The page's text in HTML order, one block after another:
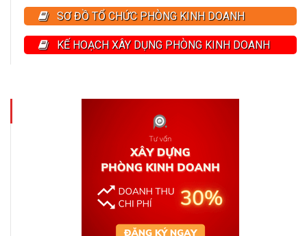
SƠ ĐỒ TỔ CHỨC PHÒNG KINH DOANH
KẾ HOẠCH XÂY DỤNG PHÒNG KINH DOANH